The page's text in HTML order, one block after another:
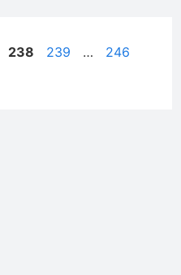
Page
238 Page
239 … Page
246